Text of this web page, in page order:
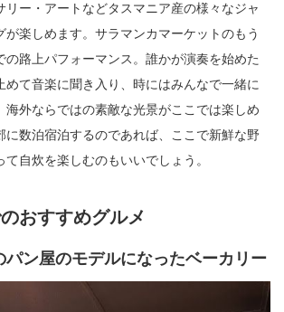
リー・アートなどタスマニア産の様々なジャ
が楽しめます。サラマンカマーケットのもう
の路上パフォーマンス。誰かが演奏を始めた
めて音楽に聞き入り、時にはみんなで一緒に
海外ならではの素敵な光景がここでは楽しめ
に数泊宿泊するのであれば、ここで新鮮な野
自炊を楽しむのもいいでしょう。
おすすめグルメ
パン屋のモデルになったベーカリー